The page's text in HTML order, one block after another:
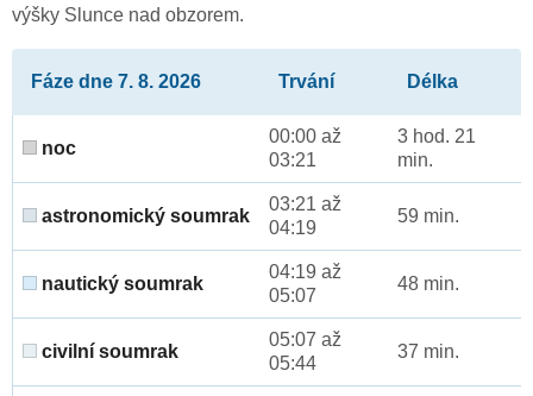
výšky Slunce nad obzorem.
Fáze dne 7. 8. 2026 Trvání Délka
noc
00:00 až
03:21
3 hod. 21
min.
astronomický soumrak
03:21 až
04:19
59 min.
nautický soumrak
04:19 až
05:07
48 min.
civilní soumrak
05:07 až
05:44
37 min.